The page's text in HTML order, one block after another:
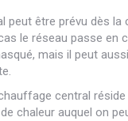
peut être prévu dès
le réseau passe en
mais il peut
central
chaleur auquel on